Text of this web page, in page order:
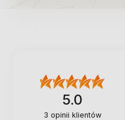
5.0
3 opinii klientów